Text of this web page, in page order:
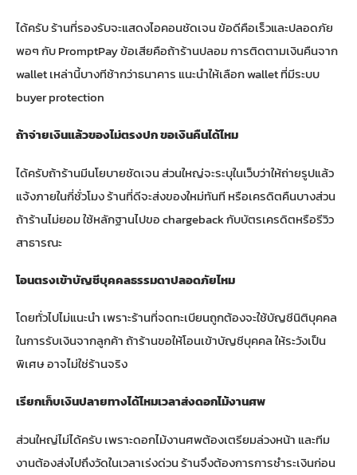
ได้ครับ ร้านที่รองรับจะแสดงไอคอนชัดเจน ข้อดีคือเร็วและปลอดภัย
พอๆ กับ PromptPay ข้อเสียคือถ้าร้านปลอม การติดตามเงินคืนจาก
wallet เหล่านี้บางทีช้ากว่าธนาคาร แนะนำให้เลือก wallet ที่มีระบบ
buyer protection
ถ้าจ่ายเงินแล้วของไม่ตรงปก ขอเงินคืนได้ไหม
ได้ครับถ้าร้านมีนโยบายชัดเจน ส่วนใหญ่จะระบุในเว็บว่าให้ถ่ายรูปแล้ว
แจ้งภายในกี่ชั่วโมง ร้านที่ดีจะส่งของใหม่ทันที หรือเครดิตคืนบางส่วน
ถ้าร้านไม่ยอม ใช้หลักฐานไปขอ chargeback กับบัตรเครดิตหรือรีวิว
สาธารณะ
โอนตรงเข้าบัญชีบุคคลธรรมดาปลอดภัยไหม
โดยทั่วไปไม่แนะนำ เพราะร้านที่จดทะเบียนถูกต้องจะใช้บัญชีนิติบุคคล
ในการรับเงินจากลูกค้า ถ้าร้านขอให้โอนเข้าบัญชีบุคคล ให้ระวังเป็น
พิเศษ อาจไม่ใช่ร้านจริง
เรียกเก็บเงินปลายทางได้ไหมเวลาส่งดอกไม้งานศพ
ส่วนใหญ่ไม่ได้ครับ เพราะดอกไม้งานศพต้องเตรียมล่วงหน้า และทีม
งานต้องส่งไปถึงวัดในเวลาเร่งด่วน ร้านจึงต้องการการชำระเงินก่อน